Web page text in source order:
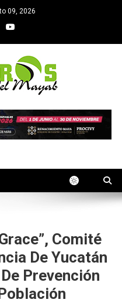
09, 2026
MAYAB
Comité
De Yucatán
Prevención